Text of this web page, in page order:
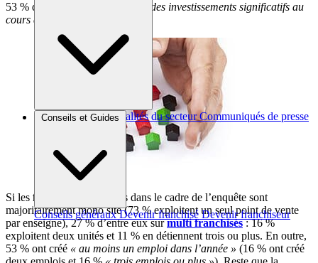
Brèves et actus Actualités du secteur Communiqués de presse
Conseils et Guides
Conseils généraux Devenir franchisé Devenir franchiseur
53 % des franchisés
« projettent des investissements significatifs au
cours des 2 prochaines années »
Si les franchisés
interrogés dans le cadre de l’enquête sont
majoritairement mono site (73 % exploitent un seul point de vente
par enseigne), 27 % d’entre eux surmulti franchisés: 16 %
exploitent deux unités et 11 % en détiennent trois ou plus. En outre,
53 % ont créé « au moins un emploi dans l’année » (16 % ont créé